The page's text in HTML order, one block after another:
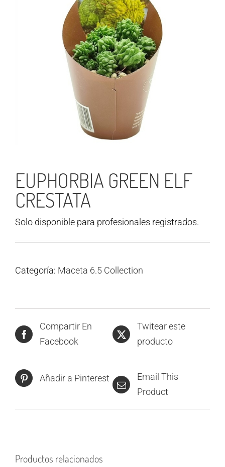
EUPHORBIA GREEN ELF
CRESTATA
Solo disponible para profesionales registrados.
Categoría: Maceta 6.5 Collection
Compartir En
Facebook
Twitear este
producto
Añadir a Pinterest
Email This
Product
Productos relacionados